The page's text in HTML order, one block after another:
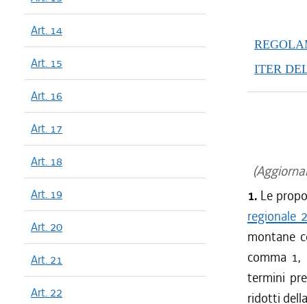
Art. 14
Art. 15
Art. 16
Art. 17
Art. 18
Art. 19
Art. 20
Art. 21
Art. 22
ITER
1. Le
regionale
montane
comma 1,
termini
ridotti